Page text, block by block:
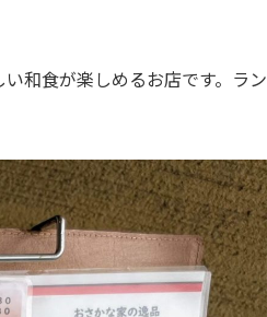
和食が楽しめるお店です。ラン